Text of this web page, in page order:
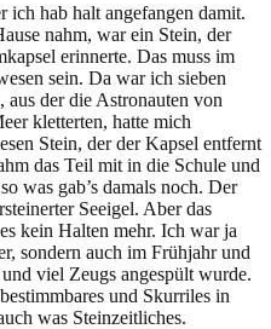
hab halt angefangen damit.
nahm, war ein Stein, der
erinnerte. Das muss im
sein. Da war ich sieben
der die Astronauten von
kletterten, hatte mich
Stein, der der Kapsel entfernt
das Teil mit in die Schule und
was gab’s damals noch. Der
Seeigel. Aber das
kein Halten mehr. Ich war ja
sondern auch im Frühjahr und
viel Zeugs angespült wurde.
und Skurriles in
was Steinzeitliches.